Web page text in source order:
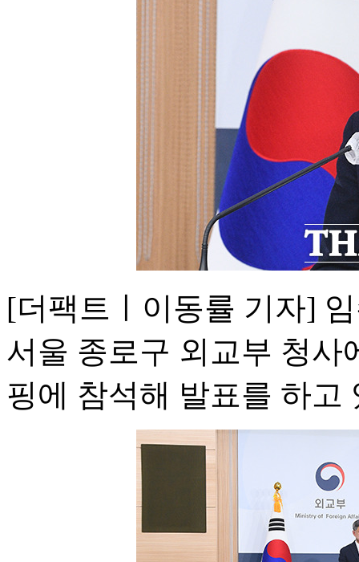
[더팩트ㅣ이동률 기자]
서울 종로구 외교부 청사
핑에 참석해 발표를 하고